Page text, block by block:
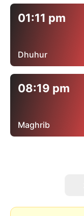
01:11 pm
Dhuhur
08:19 pm
Maghrib